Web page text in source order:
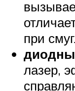
при
лазер,